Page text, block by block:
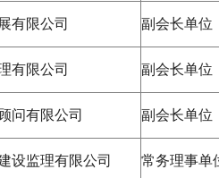
有限公司 副会长单位
有限公司 副会长单位
问有限公司 副会长单位
设监理有限公司 常务理事单